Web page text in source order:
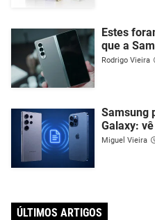
Estes
que a
Rodrigo Vieira
Samsung
Galaxy:
Miguel Vieira
ÚLTIMOS ARTIGOS